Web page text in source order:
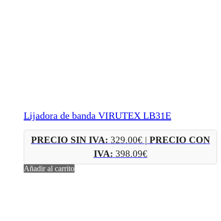
Lijadora de banda VIRUTEX LB31E
PRECIO SIN IVA: 329.00€ | PRECIO CON
IVA: 398.09€
Añadir al carrito